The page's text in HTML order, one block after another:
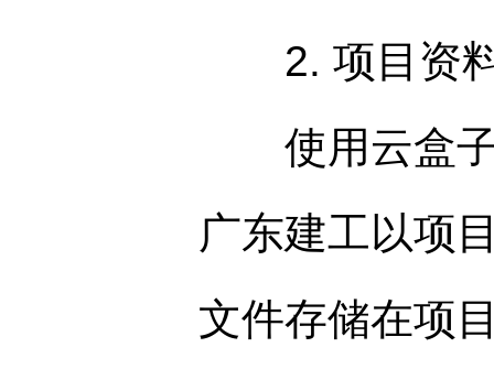
2. 项目资料
使用云盒子
广东建工以项
文件存储在项